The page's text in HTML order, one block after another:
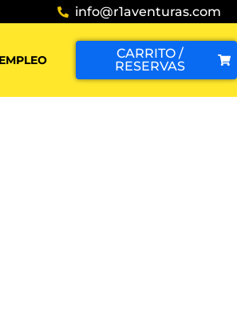
info@r1aventuras.com
EMPLEO
CARRITO /
RESERVAS